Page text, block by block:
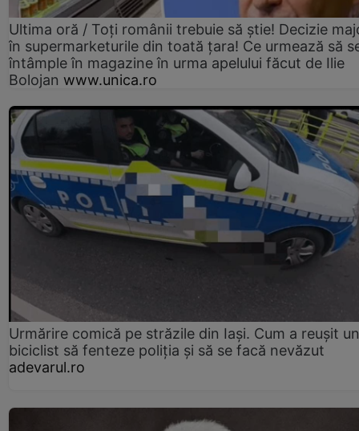
Ultima oră / Toți românii trebuie să știe! Decizie
în supermarketurile din toată țara! Ce urmează să
întâmple în magazine în urma apelului făcut de Ilie
Bolojan www.unica.ro
Urmărire comică pe străzile din Iași. Cum a reușit un
biciclist să fenteze poliția și să se facă nevăzut
adevarul.ro